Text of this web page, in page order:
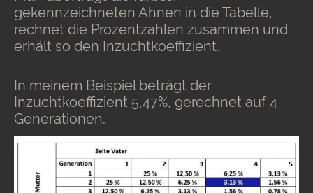
gekennzeichneten Ahnen in die Tabelle,
rechnet die Prozentzahlen zusammen und
erhält so den Inzuchtkoeffizient.
In meinem Beispiel beträgt der
Inzuchtkoeffizient 5,47%, gerechnet auf 4
Generationen.